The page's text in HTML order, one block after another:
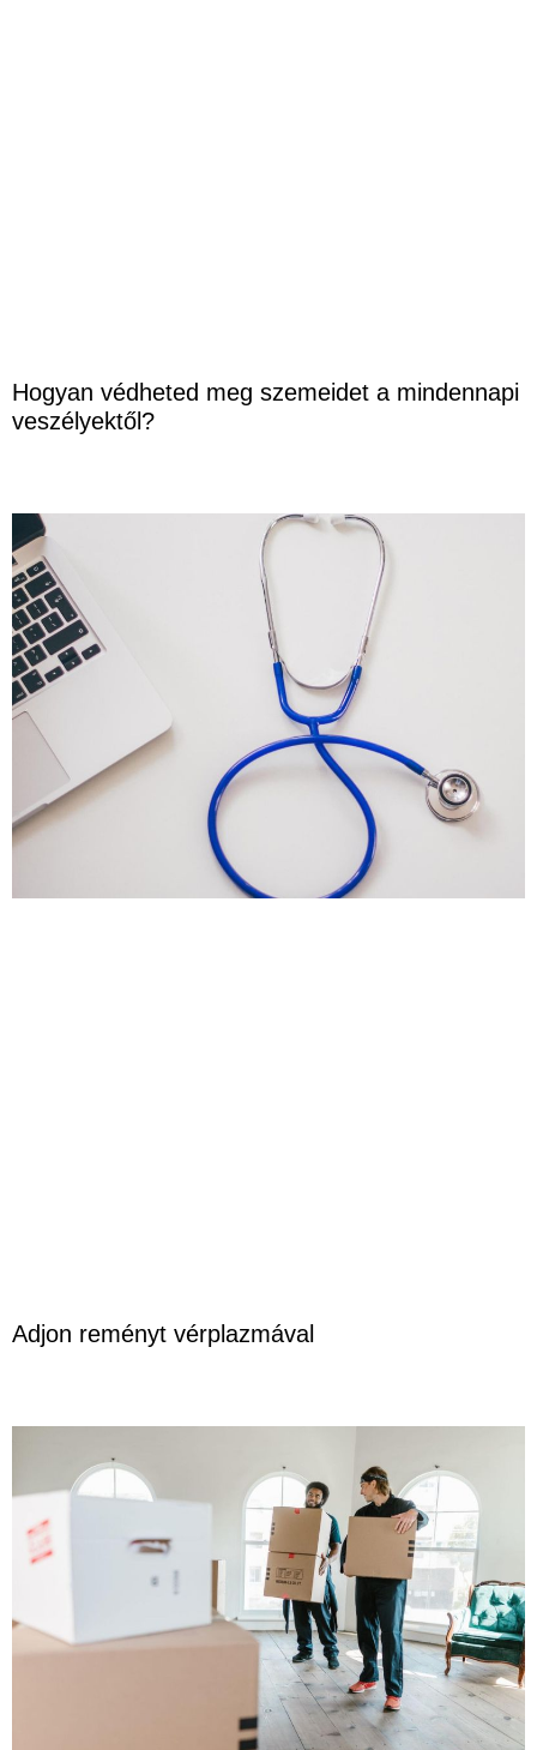
Hogyan védheted meg szemeidet a mindennapi
veszélyektől?
Adjon reményt vérplazmával